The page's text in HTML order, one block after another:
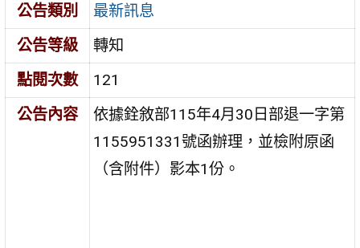
公告類別
最新訊息
公告等級
轉知
點閱次數
121
公告內容
依據銓敘部115年4月30日部退一字第
1155951331號函辦理，並檢附原函
（含附件）影本1份。